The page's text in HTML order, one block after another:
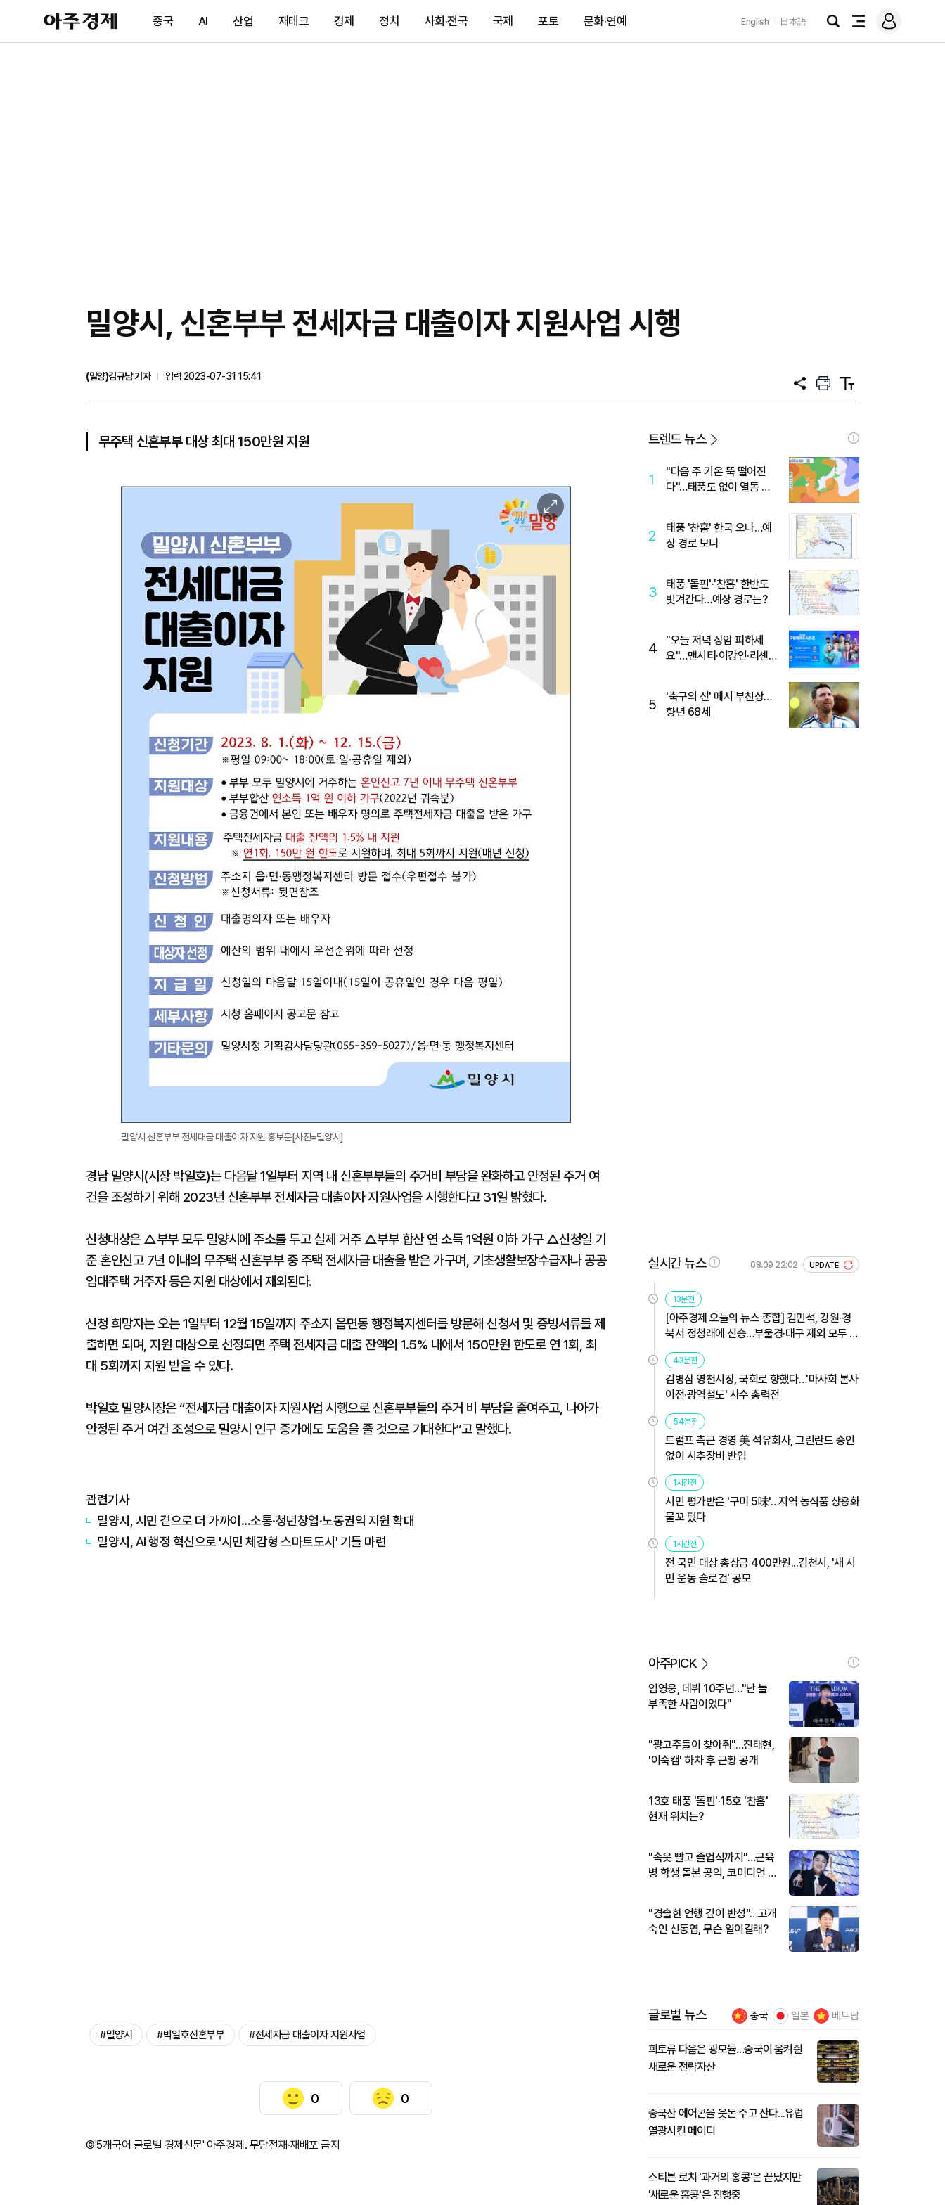
아
주
제
중국 AI 산업 재테크 경제 정치 사회·전국 국제 포토 문화·연예 English 日本語
검
전
메
그
밀양시, 신혼부부 전세자금 대출이자 지원사업 시행
(밀양)김규남 기자
입력 2023-07-31 15:41
공
프
트
텍
트
무주택 신혼부부 대상 최대 150만원 지원
이
미
지
밀양시 신혼부부 전세대금 대출이자 지원 홍보문[사진=밀양시]
경남 밀양시(시장 박일호)는 다음달 1일부터 지역 내 신혼부부들의 주거비 부담을 완화하고 안정된 주거 여
건을 조성하기 위해 2023년 신혼부부 전세자금 대출이자 지원사업을 시행한다고 31일 밝혔다.
신청대상은 △부부 모두 밀양시에 주소를 두고 실제 거주 △부부 합산 연 소득 1억원 이하 가구 △신청일 기
준 혼인신고 7년 이내의 무주택 신혼부부 중 주택 전세자금 대출을 받은 가구며, 기초생활보장수급자나 공공
임대주택 거주자 등은 지원 대상에서 제외된다.
신청 희망자는 오는 1일부터 12월 15일까지 주소지 읍면동 행정복지센터를 방문해 신청서 및 증빙서류를 제
출하면 되며, 지원 대상으로 선정되면 주택 전세자금 대출 잔액의 1.5% 내에서 150만원 한도로 연 1회, 최
대 5회까지 지원 받을 수 있다.
박일호 밀양시장은 “전세자금 대출이자 지원사업 시행으로 신혼부부들의 주거 비 부담을 줄여주고, 나아가
안정된 주거 여건 조성으로 밀양시 인구 증가에도 도움을 줄 것으로 기대한다”고 말했다.
관련기사
밀양시, 시민 곁으로 더 가까이...소통·청년창업·노동권익 지원 확대
밀양시, AI 행정 혁신으로 '시민 체감형 스마트도시' 기틀 마련
#밀양시 #박일호신혼부부 #전세자금 대출이자 지원사업
0 0
©'5개국어 글로벌 경제신문' 아주경제. 무단전재·재배포 금지
트렌드 뉴스
1
"다음 주 기온 뚝 떨어진
다"…태풍도 없이 열돔 박
2
태풍 '찬홈' 한국 오나…예
상 경로 보니
3
태풍 '돌핀'·'찬홈' 한반도
빗겨간다…예상 경로는?
4
"오늘 저녁 상암 피하세
요"…맨시티·이강인·리센느
5
'축구의 신' 메시 부친상…
향년 68세
실시간 뉴스 08.09 22:02 UPDATE
13분전
[아주경제 오늘의 뉴스 종합] 김민석, 강원·경
북서 정청래에 신승…부울경·대구 제외 모두 웃
었다 外
43분전
김병삼 영천시장, 국회로 향했다…'마사회 본사
이전·광역철도' 사수 총력전
54분전
트럼프 측근 경영 美 석유회사, 그린란드 승인
없이 시추장비 반입
1시간전
시민 평가받은 '구미 5味'…지역 농식품 상용화
물꼬 텄다
1시간전
전 국민 대상 총상금 400만원...김천시, '새 시
민 운동 슬로건' 공모
아주PICK
임영웅, 데뷔 10주년…"난 늘
부족한 사람이었다"
"광고주들이 찾아줘"…진태현,
'이숙캠' 하차 후 근황 공개
13호 태풍 '돌핀'·15호 '찬홈'
현재 위치는?
"속옷 빨고 졸업식까지"…근육
병 학생 돌본 공익, 코미디언 김
"경솔한 언행 깊이 반성"…고개
숙인 신동엽, 무슨 일이길래?
글로벌 뉴스 중국 일본 베트남
희토류 다음은 광모듈…중국이 움켜쥔
새로운 전략자산
중국산 에어콘을 웃돈 주고 산다...유럽
열광시킨 메이디
스티븐 로치 '과거의 홍콩'은 끝났지만
'새로운 홍콩'은 진행중